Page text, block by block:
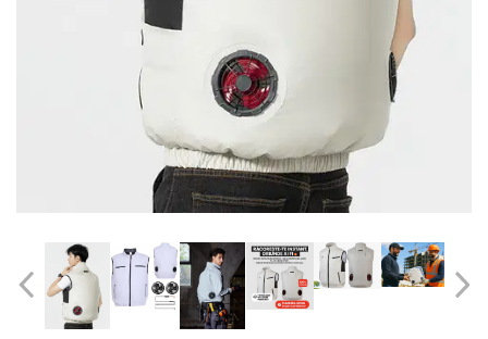
dopuri de urechi
Produse îngrijire copii